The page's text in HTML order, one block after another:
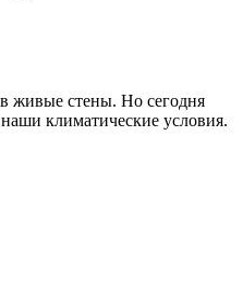
живые стены. Но сегодня
климатические условия.